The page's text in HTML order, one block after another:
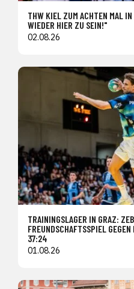
THW KIEL ZUM ACHTEN MAL
WIEDER HIER ZU SEIN!"
02.08.26
TRAININGSLAGER IN GRAZ:
FREUNDSCHAFTSSPIEL
37:24
01.08.26